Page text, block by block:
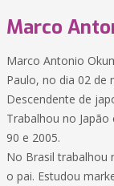
Marco
Marco Antonio
Paulo, no dia 02 de
Descendente de
Trabalhou no
90 e 2005.
No Brasil trabalhou
o pai. Estudou